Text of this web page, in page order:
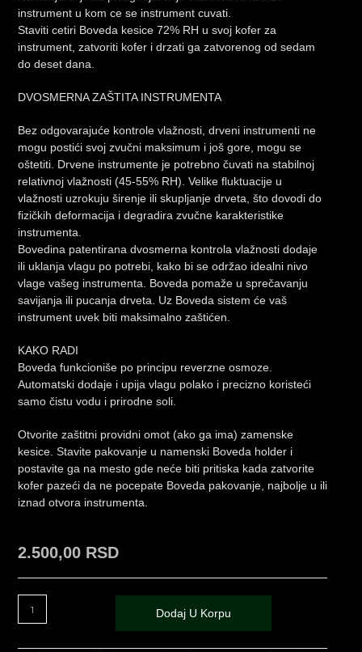
instrument u kom ce se instrument cuvati.
Staviti cetiri Boveda kesice 72% RH u svoj kofer za
instrument, zatvoriti kofer i drzati ga zatvorenog od sedam
do deset dana.
DVOSMERNA ZAŠTITA INSTRUMENTA
Bez odgovarajuće kontrole vlažnosti, drveni instrumenti ne
mogu postići svoj zvučni maksimum i još gore, mogu se
oštetiti. Drvene instrumente je potrebno čuvati na stabilnoj
relativnoj vlažnosti (45-55% RH). Velike fluktuacije u
vlažnosti uzrokuju širenje ili skupljanje drveta, što dovodi do
fizičkih deformacija i degradira zvučne karakteristike
instrumenta.
Bovedina patentirana dvosmerna kontrola vlažnosti dodaje
ili uklanja vlagu po potrebi, kako bi se održao idealni nivo
vlage vašeg instrumenta. Boveda pomaže u sprečavanju
savijanja ili pucanja drveta. Uz Boveda sistem će vaš
instrument uvek biti maksimalno zaštićen.
KAKO RADI
Boveda funkcioniše po principu reverzne osmoze.
Automatski dodaje i upija vlagu polako i precizno koristeći
samo čistu vodu i prirodne soli.
Otvorite zaštitni providni omot (ako ga ima) zamenske
kesice. Stavite pakovanje u namenski Boveda holder i
postavite ga na mesto gde neće biti pritiska kada zatvorite
kofer pazeći da ne pocepate Boveda pakovanje, najbolje u ili
iznad otvora instrumenta.
2.500,00 RSD
Dodaj U Korpu